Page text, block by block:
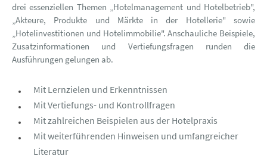
drei essenziellen Themen „Hotelmanagement und Hotelbetrieb",
„Akteure, Produkte und Märkte in der Hotellerie" sowie
„Hotelinvestitionen und Hotelimmobilie". Anschauliche Beispiele,
Zusatzinformationen und Vertiefungsfragen runden die
Ausführungen gelungen ab.
Mit Lernzielen und Erkenntnissen
Mit Vertiefungs- und Kontrollfragen
Mit zahlreichen Beispielen aus der Hotelpraxis
Mit weiterführenden Hinweisen und umfangreicher
Literatur